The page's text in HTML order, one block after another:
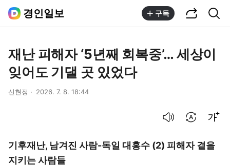
경인일보 구독
재난 피해자 ‘5년째 회복중’… 세상이
잊어도 기댈 곳 있었다
신현정 2026. 7. 8. 18:44
기후재난, 남겨진 사람-독일 대홍수 (2) 피해자 곁을
지키는 사람들